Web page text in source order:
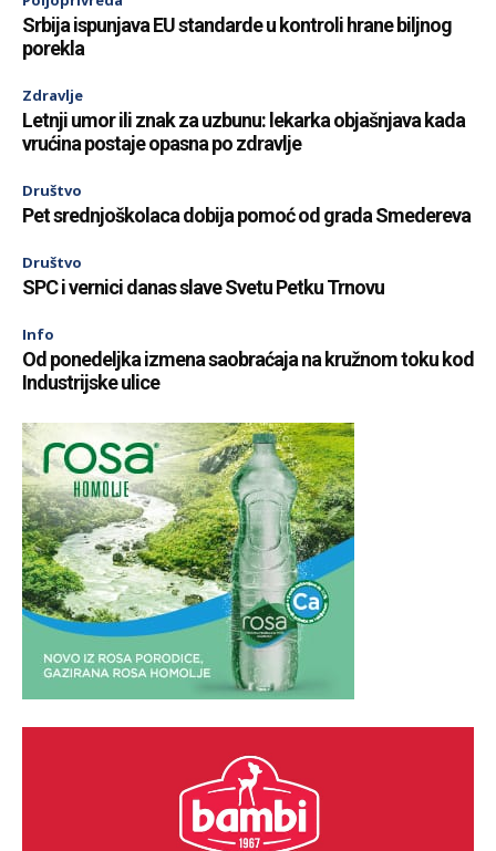
Srbija ispunjava EU standarde u kontroli hrane biljnog
porekla
Zdravlje
Letnji umor ili znak za uzbunu: lekarka objašnjava kada
vrućina postaje opasna po zdravlje
Društvo
Pet srednjoškolaca dobija pomoć od grada Smedereva
Društvo
SPC i vernici danas slave Svetu Petku Trnovu
Info
Od ponedeljka izmena saobraćaja na kružnom toku kod
Industrijske ulice